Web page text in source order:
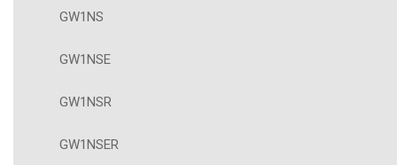
GW1NS
GW1NSE
GW1NSR
GW1NSER